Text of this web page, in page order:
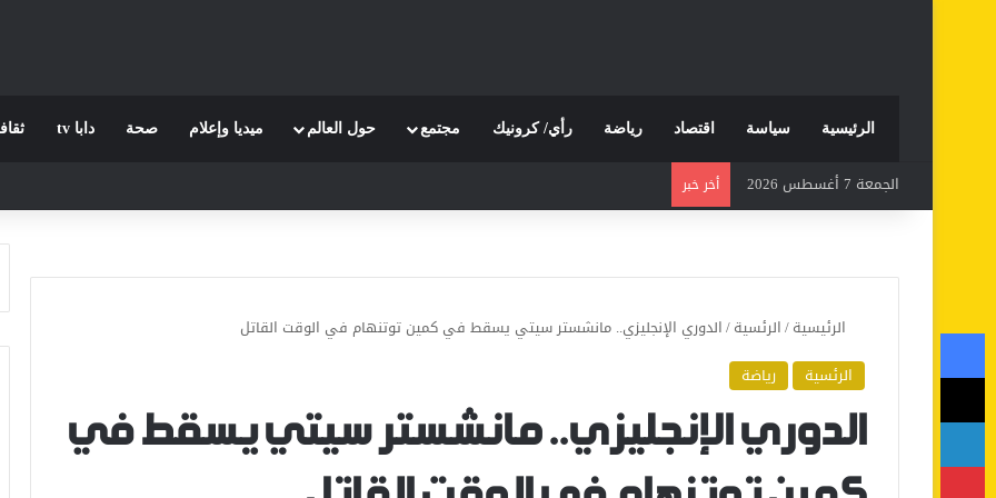
الرئيسية سياسة اقتصاد رياضة رأي/ كرونيك مجتمع حول العالم ميديا وإعلام صحة دابا tv
الجمعة 7 أغسطس 2026 أخر خبر
الرئيسية/الرئسية/الدوري الإنجليزي.. مانشستر سيتي يسقط في كمين توتنهام في الوقت القاتل
الرئسية
رياضة
الدوري الإنجليزي.. مانشستر سيتي يسقط في